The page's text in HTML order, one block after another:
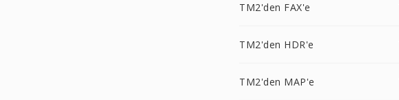
TM2'den FAX'e
TM2'den HDR'e
TM2'den MAP'e